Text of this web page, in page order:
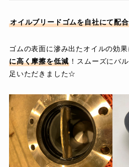
オイルブリードゴムを自社にて配合
ゴムの表面に滲み出たオイルの効
に高く摩擦を低減 ！ スムーズにバ
足いただきました☆